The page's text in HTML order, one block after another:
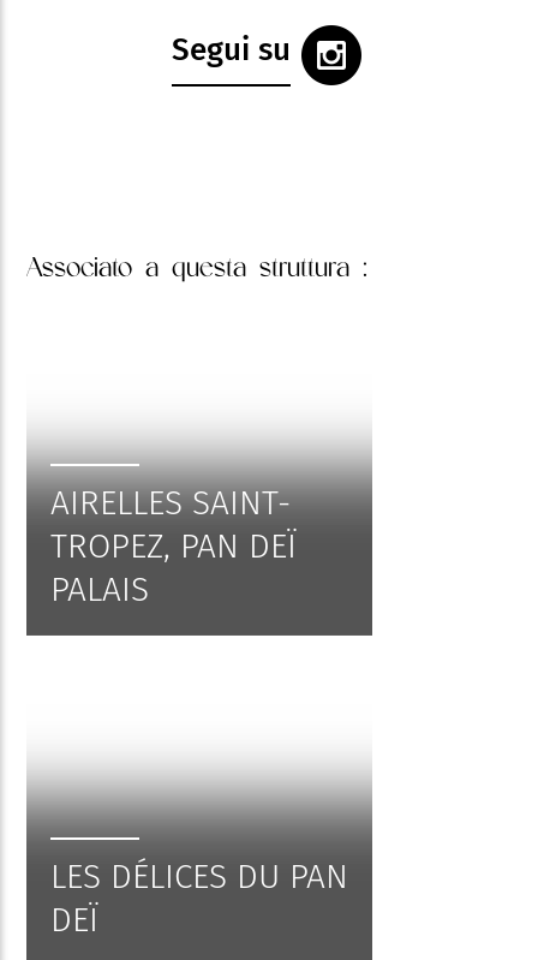
Segui su
Associato a questa struttura :
AIRELLES SAINT-
TROPEZ, PAN DEÏ
PALAIS
LES DÉLICES DU PAN
DEÏ